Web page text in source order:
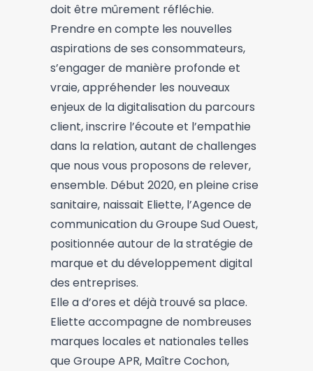
doit être mûrement réfléchie.
Prendre en compte les nouvelles
aspirations de ses consommateurs,
s’engager de manière profonde et
vraie, appréhender les nouveaux
enjeux de la digitalisation du parcours
client, inscrire l’écoute et l’empathie
dans la relation, autant de challenges
que nous vous proposons de relever,
ensemble. Début 2020, en pleine crise
sanitaire, naissait Eliette, l’Agence de
communication du Groupe Sud Ouest,
positionnée autour de la stratégie de
marque et du développement digital
des entreprises.
Elle a d’ores et déjà trouvé sa place.
Eliette accompagne de nombreuses
marques locales et nationales telles
que Groupe APR, Maître Cochon,